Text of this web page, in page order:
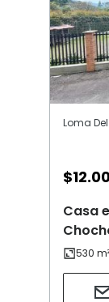
Loma
$
Casa